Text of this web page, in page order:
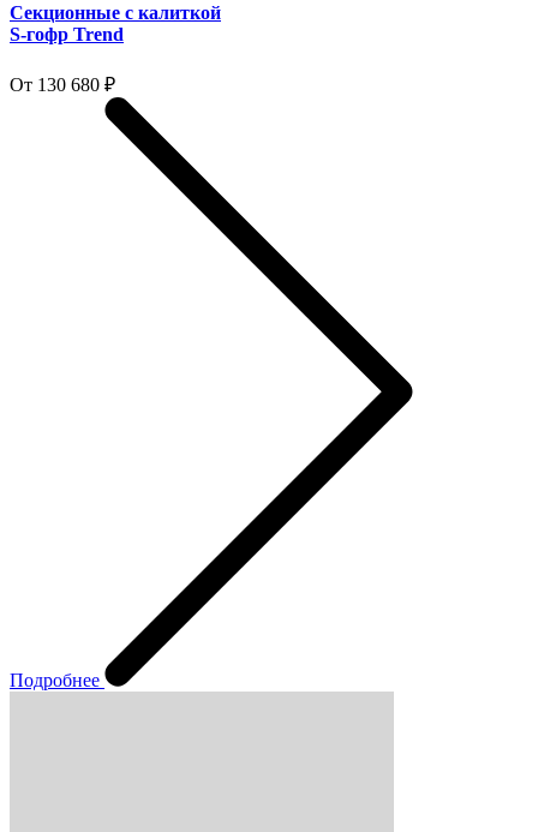
Секционные с калиткой
S-гофр Trend
От 130 680 ₽
Подробнее